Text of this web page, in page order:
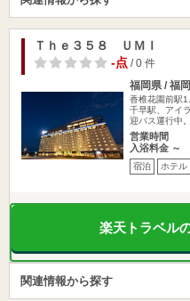
Ｔｈｅ３５８ ＵＭＩ
-点/ 0 件
福岡県 / 福
香椎花園前駅
千早駅、アイ
迎バス運行中
営業時間
入浴料金 ～
宿泊 ホテル
楽天トラベル
関連情報から探す